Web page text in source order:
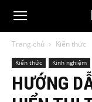
Trang chủ Kiến thức
Kiến thức Kinh nghiệm
HƯỚNG